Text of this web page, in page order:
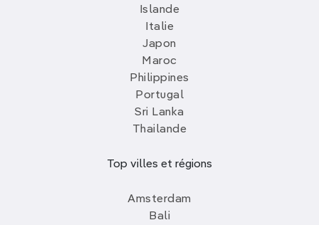
Islande
Italie
Japon
Maroc
Philippines
Portugal
Sri Lanka
Thailande
Top villes et régions
Amsterdam
Bali